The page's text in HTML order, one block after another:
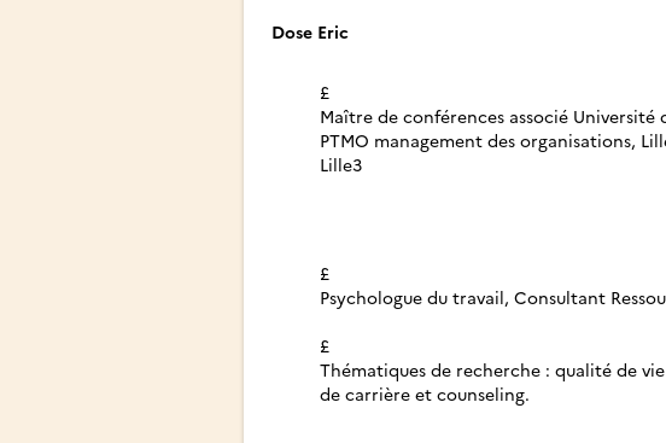
Dose Eric
£
Maître de conférences associé Université
PTMO management des organisations,
Lille3
£
Psychologue du travail, Consultant
£
Thématiques de recherche : qualité de
de carrière et counseling.